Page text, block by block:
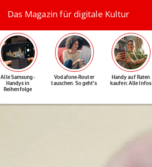
Das Magazin für digitale Kultur
Alle Samsung-
Handys in
Reihenfolge
Vodafone-Router
tauschen: So geht's
Handy auf Raten
kaufen: Alle Infos